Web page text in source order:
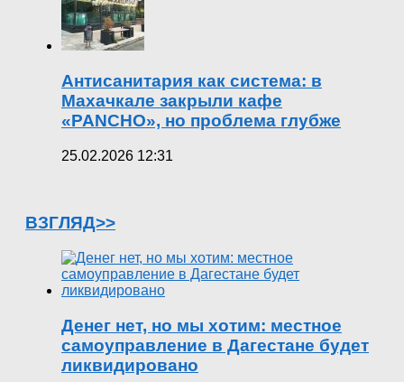
Антисанитария как система: в
Махачкале закрыли кафе
«PANCHO», но проблема глубже
25.02.2026 12:31
ВЗГЛЯД>>
Денег нет, но мы хотим: местное
самоуправление в Дагестане будет
ликвидировано